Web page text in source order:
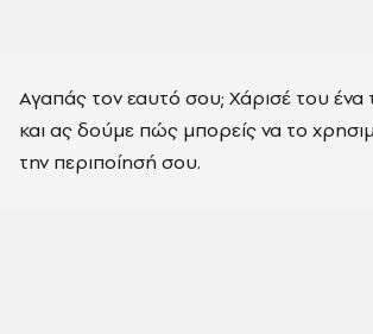
Αγαπάς τον εαυτό σου; Χάρισέ του ένα
και ας δούμε πώς μπορείς να το
την περιποίησή σου.